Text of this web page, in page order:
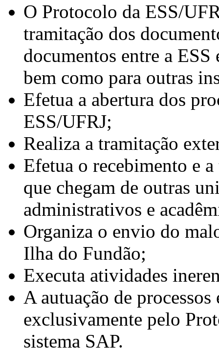
O Protocolo da ESS/
tramitação dos
documentos entre a ESS
bem como para outras
Efetua a abertura dos
ESS/UFRJ;
Realiza a tramitação
Efetua o recebimento e
que chegam de outras
administrativos e
Organiza o envio do
Ilha do Fundão;
Executa atividades
A autuação de
exclusivamente pelo
sistema SAP.